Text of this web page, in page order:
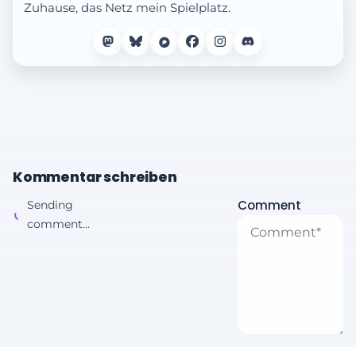
Zuhause, das Netz mein Spielplatz.
Kommentar schreiben
Sending
comment...
Comment